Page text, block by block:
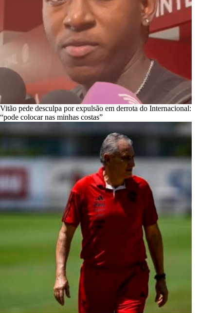
Vitão pede desculpa por expulsão em derrota do Internacional:
“pode colocar nas minhas costas”